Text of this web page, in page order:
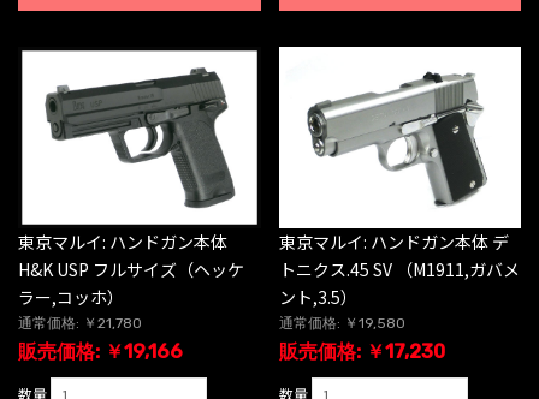
東京マルイ: ハンドガン本体
H&K USP フルサイズ（ヘッケ
ラー,コッホ）
通常価格: ￥21,780
販売価格: ￥19,166
数量
東京マルイ: ハンドガン本体 デ
トニクス.45 SV （M1911,ガバメ
ント,3.5）
通常価格: ￥19,580
販売価格: ￥17,230
数量